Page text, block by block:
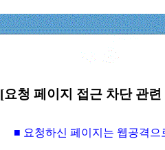
[요청 페이지 접근 차단 관
■ 요청하신 페이지는 웹공격